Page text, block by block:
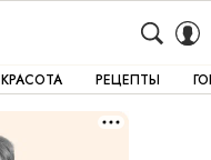
КРАСОТА РЕЦЕПТЫ